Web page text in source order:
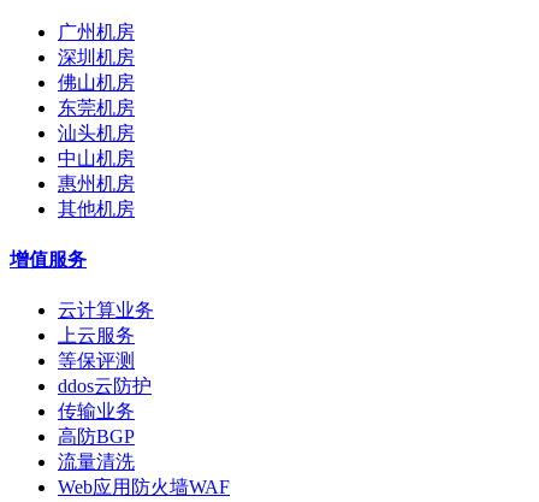
广州机房
深圳机房
佛山机房
东莞机房
汕头机房
中山机房
惠州机房
其他机房
增值服务
云计算业务
上云服务
等保评测
ddos云防护
传输业务
高防BGP
流量清洗
Web应用防火墙WAF